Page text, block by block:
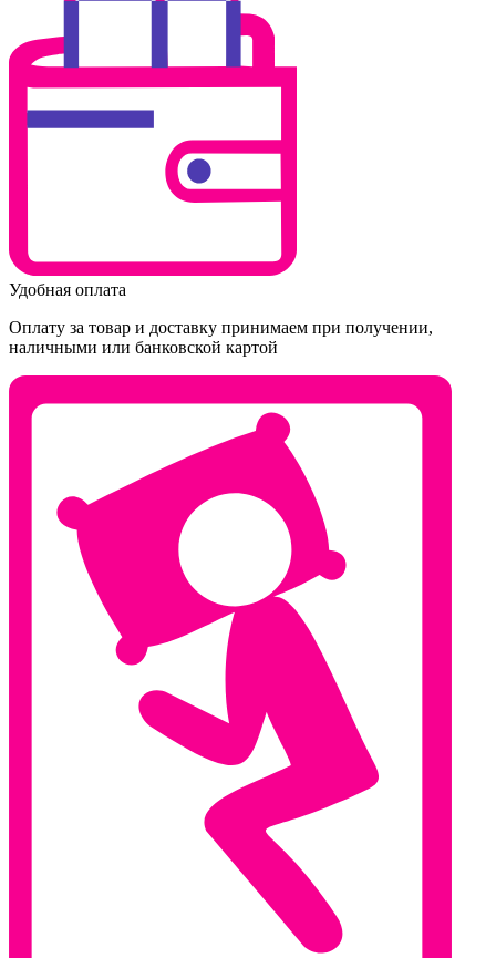
Удобная оплата
Оплату за товар и доставку принимаем при получении,
наличными или банковской картой